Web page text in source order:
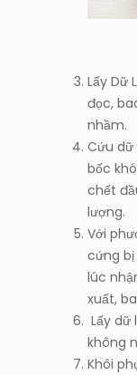
Lấy Dữ
đọc,
nhầm.
Cứu
bốc
chết
lượng.
Với
cứng
lúc
xuất,
Lấy dữ
không
Khôi